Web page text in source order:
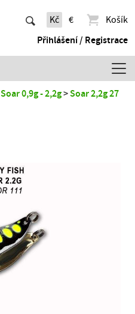
Kč €
Košík
Přihlášení / Registrace
Soar 0,9g - 2,2g
Soar 2,2g 27